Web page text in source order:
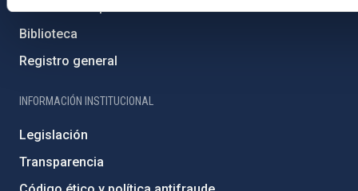
Biblioteca
Registro general
INFORMACIÓN INSTITUCIONAL
Legislación
Transparencia